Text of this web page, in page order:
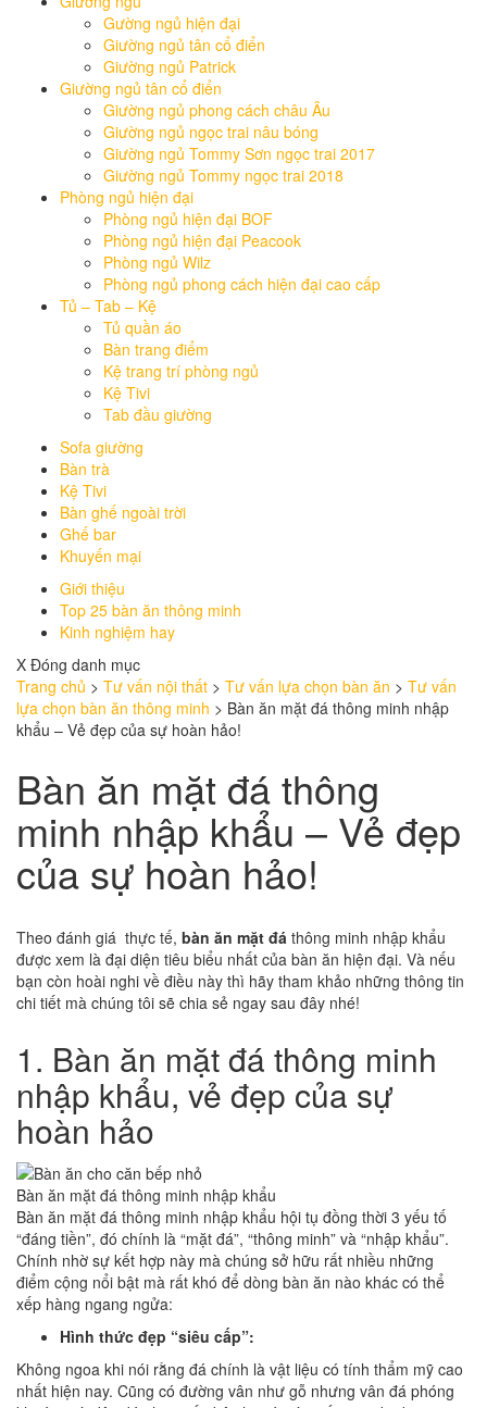
Gường ngủ hiện đại
Giường ngủ tân cổ điển
Giường ngủ Patrick
Giường ngủ tân cổ điển
Giường ngủ phong cách châu Âu
Giường ngủ ngọc trai nâu bóng
Giường ngủ Tommy Sơn ngọc trai 2017
Giường ngủ Tommy ngọc trai 2018
Phòng ngủ hiện đại
Phòng ngủ hiện đại BOF
Phòng ngủ hiện đại Peacook
Phòng ngủ Wilz
Phòng ngủ phong cách hiện đại cao cấp
Tủ – Tab – Kệ
Tủ quần áo
Bàn trang điểm
Kệ trang trí phòng ngủ
Kệ Tivi
Tab đầu giường
Sofa giường
Bàn trà
Kệ Tivi
Bàn ghế ngoài trời
Ghế bar
Khuyến mại
Giới thiệu
Top 25 bàn ăn thông minh
Kinh nghiệm hay
X Đóng danh mục
Trang chủ > Tư vấn nội thất > Tư vấn lựa chọn bàn ăn > Tư vấn
lựa chọn bàn ăn thông minh > Bàn ăn mặt đá thông minh nhập
khẩu – Vẻ đẹp của sự hoàn hảo!
Bàn ăn mặt đá thông
minh nhập khẩu – Vẻ đẹp
của sự hoàn hảo!
Theo đánh giá thực tế, bàn ăn mặt đá thông minh nhập khẩu
được xem là đại diện tiêu biểu nhất của bàn ăn hiện đại. Và nếu
bạn còn hoài nghi về điều này thì hãy tham khảo những thông tin
chi tiết mà chúng tôi sẽ chia sẻ ngay sau đây nhé!
1. Bàn ăn mặt đá thông minh
nhập khẩu, vẻ đẹp của sự
hoàn hảo
Bàn ăn mặt đá thông minh nhập khẩu
Bàn ăn mặt đá thông minh nhập khẩu hội tụ đồng thời 3 yếu tố
“đáng tiền”, đó chính là “mặt đá”, “thông minh” và “nhập khẩu”.
Chính nhờ sự kết hợp này mà chúng sở hữu rất nhiều những
điểm cộng nổi bật mà rất khó để dòng bàn ăn nào khác có thể
xếp hàng ngang ngửa:
Hình thức đẹp “siêu cấp”:
Không ngoa khi nói rằng đá chính là vật liệu có tính thẩm mỹ cao
nhất hiện nay. Cũng có đường vân như gỗ nhưng vân đá phóng